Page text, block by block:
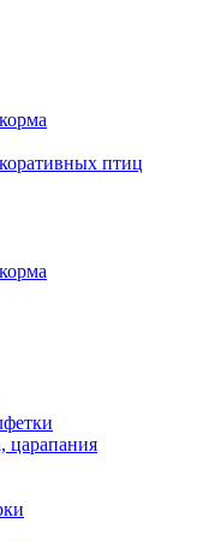
птиц
царапания